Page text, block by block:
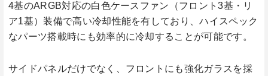
4基のARGB対応の白色ケースファン（フロント3基・リ
ア1基）装備で高い冷却性能を有しており、ハイスペック
なパーツ搭載時にも効率的に冷却することが可能です。
サイドパネルだけでなく、フロントにも強化ガラスを採